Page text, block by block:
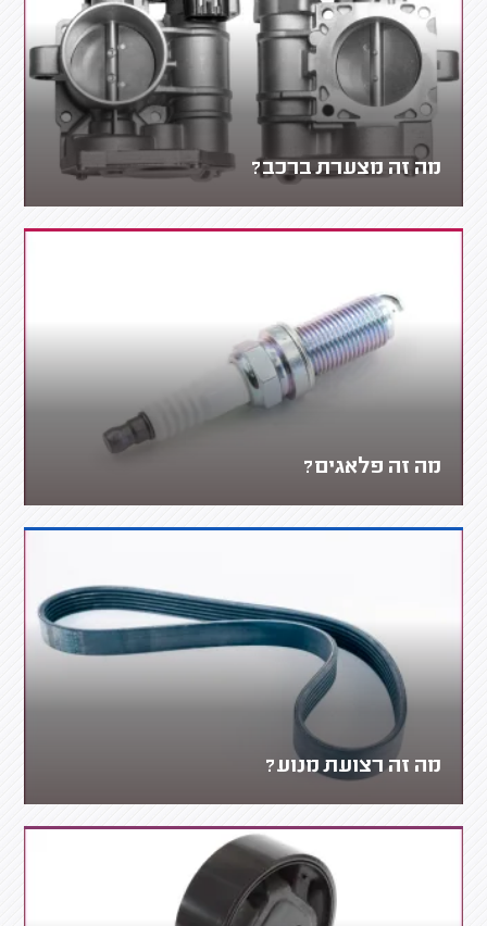
מה זה מצערת ברכב?
מה זה פלאגים?
מה זה רצועת מנוע?